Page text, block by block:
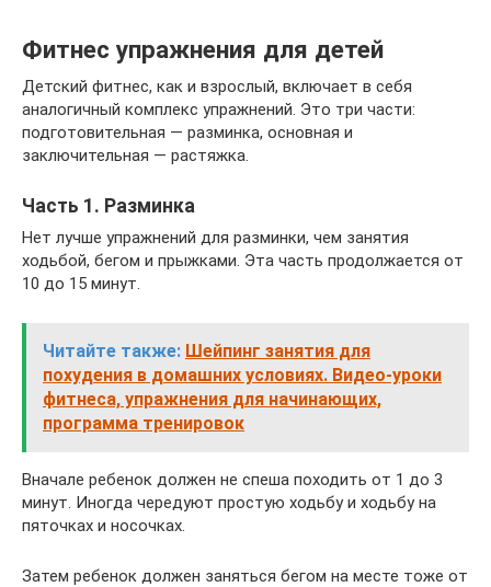
Фитнес упражнения для детей
Детский фитнес, как и взрослый, включает в себя
аналогичный комплекс упражнений. Это три части:
подготовительная — разминка, основная и
заключительная — растяжка.
Часть 1. Разминка
Нет лучше упражнений для разминки, чем занятия
ходьбой, бегом и прыжками. Эта часть продолжается от
10 до 15 минут.
Читайте также: Шейпинг занятия для
похудения в домашних условиях. Видео-уроки
фитнеса, упражнения для начинающих,
программа тренировок
Вначале ребенок должен не спеша походить от 1 до 3
минут. Иногда чередуют простую ходьбу и ходьбу на
пяточках и носочках.
Затем ребенок должен заняться бегом на месте тоже от